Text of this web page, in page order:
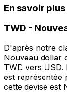
En savoir
TWD -
D'après notre
Nouveau dollar
TWD vers USD.
est représentée
cette devise est